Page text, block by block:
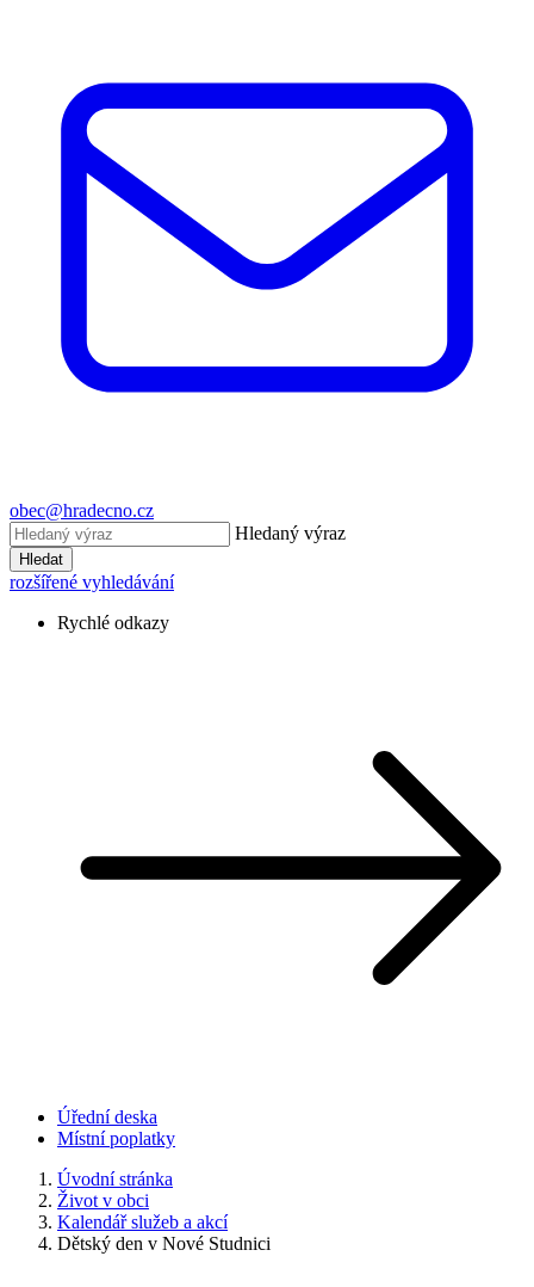
obec@hradecno.cz
Hledaný výraz
Hledat
rozšířené vyhledávání
Rychlé odkazy
Úřední deska
Místní poplatky
Úvodní stránka
Život v obci
Kalendář služeb a akcí
Dětský den v Nové Studnici